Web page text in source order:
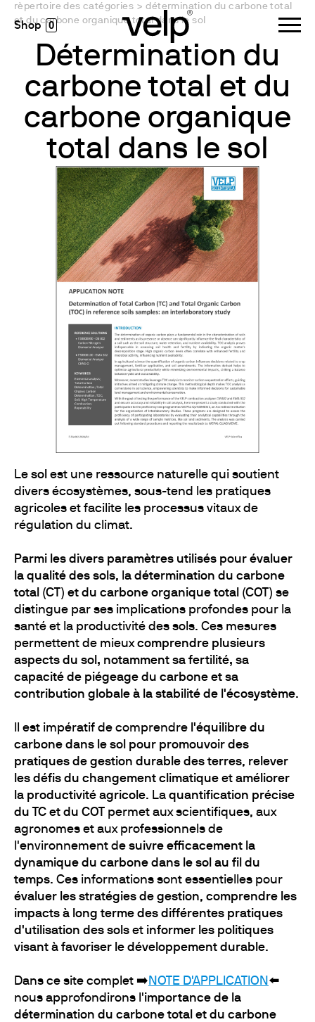
0
rèpertoire des catégories > détermination du carbone total
et du carbone organique total dans le sol
Détermination du
carbone total et du
carbone organique
total dans le sol
Le sol est une ressource naturelle qui soutient
divers écosystèmes, sous-tend les pratiques
agricoles et facilite les processus vitaux de
régulation du climat.
Parmi les divers paramètres utilisés pour évaluer
la qualité des sols, la détermination du carbone
total (CT) et du carbone organique total (COT) se
distingue par ses implications profondes pour la
santé et la productivité des sols. Ces mesures
permettent de mieuxcomprendre plusieurs
aspects du sol, notamment sa fertilité, sa
capacité de piégeage du carbone et sa
contribution globale à la stabilité de l'écosystème.
Il est impératif de comprendre l'équilibre du
carbone dans le sol pour promouvoir des
pratiques de gestion durable des terres, relever
les défis du changement climatique et améliorer
la productivité agricole. La quantification précise
du TC et du COT permet aux scientifiques, aux
agronomes et aux professionnels de
l'environnement de suivre efficacement la
dynamique du carbone dans le sol au fil du
temps. Ces informations sont essentielles pour
évaluer les stratégies de gestion, comprendre les
impacts à long terme des différentes pratiques
d'utilisation des sols et informer les politiques
visant à favoriser le développement durable.
Dans ce site complet ➡️ NOTE D'APPLICATION ⬅️
nous approfondirons l'importance de la
détermination du carbone total et du carbone